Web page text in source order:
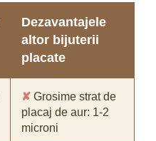
Dezavantajele
altor bijuterii
placate
✘ Grosime strat de
placaj de aur: 1-2
microni